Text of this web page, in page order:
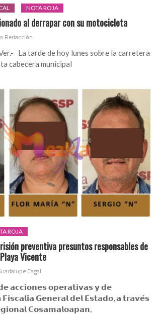
NOTA ROJA
al derrapar con su motocicleta
Redacción
La tarde de hoy lunes sobre la carretera
cabecera municipal
ROJA
preventiva presuntos responsables de
Vicente
Cagal
𝗮𝗰𝗰𝗶𝗼𝗻𝗲𝘀 𝗼𝗽𝗲𝗿𝗮𝘁𝗶𝘃𝗮𝘀 𝘆 𝗱𝗲
𝗙𝗶𝘀𝗰𝗮𝗹𝗶́𝗮 𝗚𝗲𝗻𝗲𝗿𝗮𝗹 𝗱𝗲𝗹 𝗘𝘀𝘁𝗮𝗱𝗼, 𝗮 𝘁𝗿𝗮𝘃𝗲́𝘀
𝗖𝗼𝘀𝗮𝗺𝗮𝗹𝗼𝗮𝗽𝗮𝗻,